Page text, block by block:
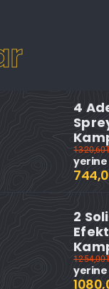
4
yerine
2
yerine